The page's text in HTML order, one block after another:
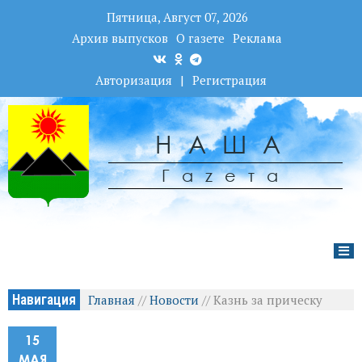
Пятница, Август 07, 2026
Архив выпусков О газете Реклама
Авторизация | Регистрация
НАША
Гаzета
Навигация Главная //Новости //Казнь за прическу
15